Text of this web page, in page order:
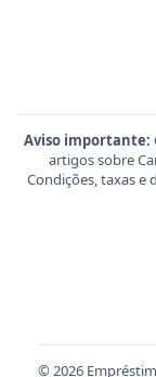
Aviso importante:
artigos sobre
Condições, taxas e
© 2026